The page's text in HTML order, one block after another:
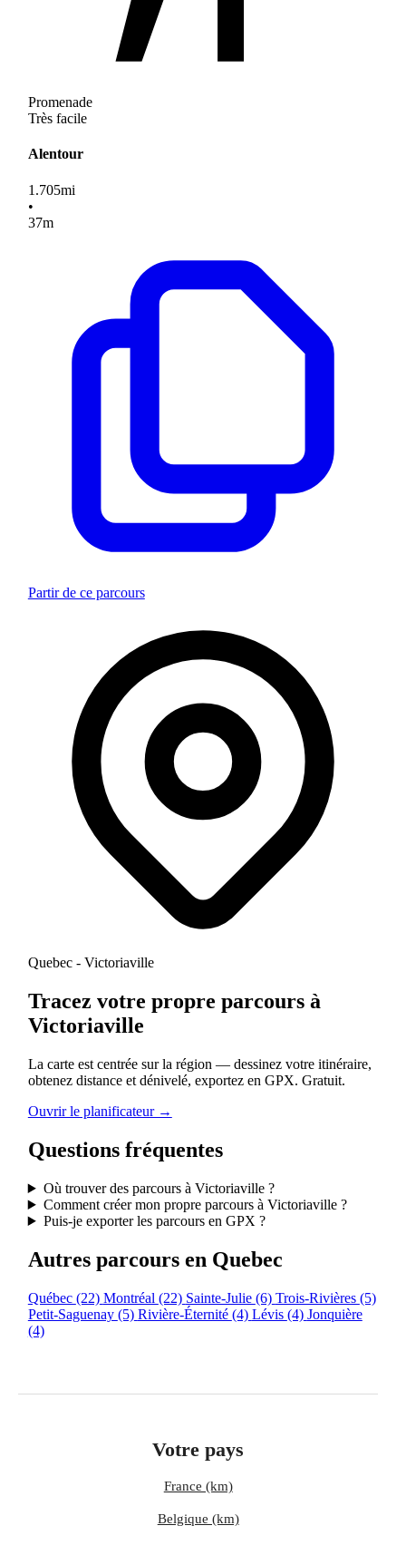
Promenade
Très facile
Alentour
1.705mi
•
37m
Partir de ce parcours
Quebec - Victoriaville
Tracez votre propre parcours à
Victoriaville
La carte est centrée sur la région — dessinez votre itinéraire,
obtenez distance et dénivelé, exportez en GPX. Gratuit.
Ouvrir le planificateur →
Questions fréquentes
Où trouver des parcours à Victoriaville ?
Comment créer mon propre parcours à Victoriaville ?
Puis-je exporter les parcours en GPX ?
Autres parcours en Quebec
Québec (22) Montréal (22) Sainte-Julie (6) Trois-Rivières (5)
Petit-Saguenay (5) Rivière-Éternité (4) Lévis (4) Jonquière
(4)
Votre pays
France (km)
Belgique (km)